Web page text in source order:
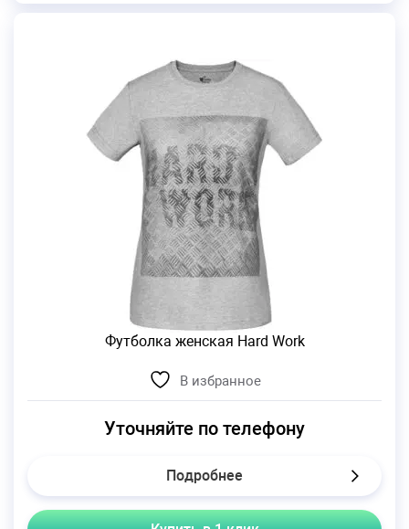
Футболка женская Hard Work
В избранное
Уточняйте по телефону
Подробнее